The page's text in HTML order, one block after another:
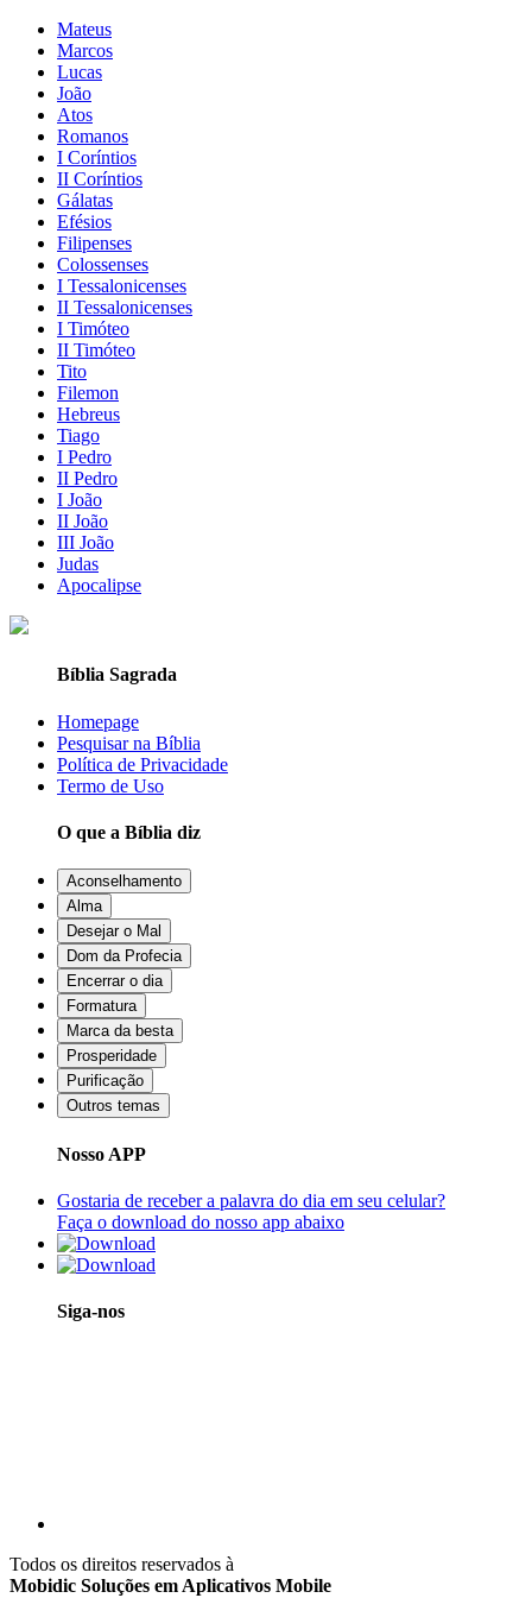
Mateus
Marcos
Lucas
João
Atos
Romanos
I Coríntios
II Coríntios
Gálatas
Efésios
Filipenses
Colossenses
I Tessalonicenses
II Tessalonicenses
I Timóteo
II Timóteo
Tito
Filemon
Hebreus
Tiago
I Pedro
II Pedro
I João
II João
III João
Judas
Apocalipse
Bíblia Sagrada
Homepage
Pesquisar na Bíblia
Política de Privacidade
Termo de Uso
O que a Bíblia diz
Aconselhamento
Alma
Desejar o Mal
Dom da Profecia
Encerrar o dia
Formatura
Marca da besta
Prosperidade
Purificação
Outros temas
Nosso APP
Gostaria de receber a palavra do dia em seu celular?
Faça o download do nosso app abaixo
Siga-nos
Todos os direitos reservados à
Mobidic Soluções em Aplicativos Mobile